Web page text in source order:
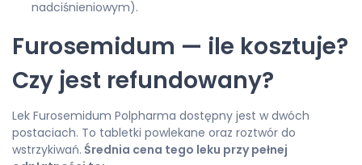
nadciśnieniowym).
Furosemidum — ile kosztuje?
Czy jest refundowany?
Lek Furosemidum Polpharma dostępny jest w dwóch
postaciach. To tabletki powlekane oraz roztwór do
wstrzykiwań. Średnia cena tego leku przy pełnej